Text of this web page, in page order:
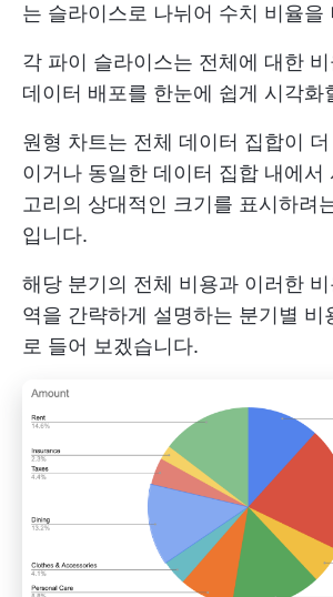
는 슬라이스로 나뉘어 수치 비율을
각 파이 슬라이스는 전체에 대한
데이터 배포를 한눈에 쉽게 시각화
원형 차트는 전체 데이터 집합이
이거나 동일한 데이터 집합 내에서
고리의 상대적인 크기를 표시하려
입니다.
해당 분기의 전체 비용과 이러한
역을 간략하게 설명하는 분기별 비
로 들어 보겠습니다.